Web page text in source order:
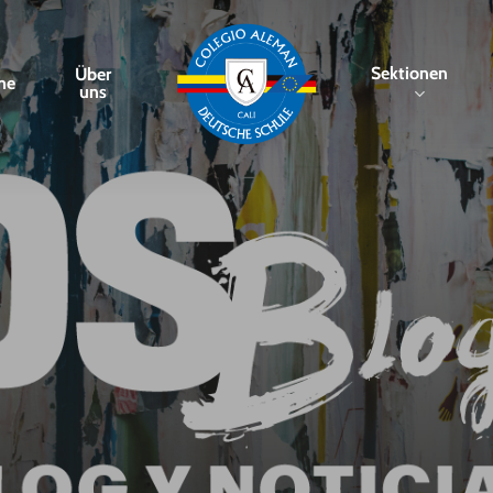
Über
uns
Sektionen